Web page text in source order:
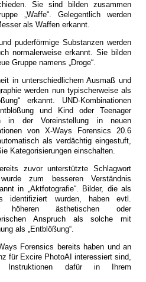
Sie sind bilden zusammen
„Waffe“. Gelegentlich werden
als Waffen erkannt.
puderförmige Substanzen werden
normalerweise erkannt. Sie bilden
Gruppe namens „Droge“.
in unterschiedlichem Ausmaß und
werden nun typischerweise als
erkannt. UND-Kombinationen
und Kind oder Teenager
in der Voreinstellung in neuen
von X-Ways Forensics 20.6
als verdächtig eingestuft,
Kategorisierungen einschalten.
zuvor unterstützte Schlagwort
zum besseren Verständnis
in „Aktfotografie“. Bilder, die als
identifiziert wurden, haben evtl.
höheren ästhetischen oder
Anspruch als solche mit
als „Entblößung“.
Forensics bereits haben und an
für Excire PhotoAI interessiert sind,
Instruktionen dafür in Ihrem